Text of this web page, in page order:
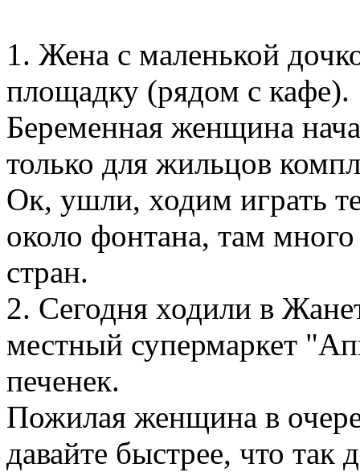
1. Жена с маленькой
площадку (рядом с кафе).
Беременная женщина
только для жильцов
Ок, ушли, ходим играть
около фонтана, там
стран.
2. Сегодня ходили в
местный супермаркет
печенек.
Пожилая женщина в
давайте быстрее, что так